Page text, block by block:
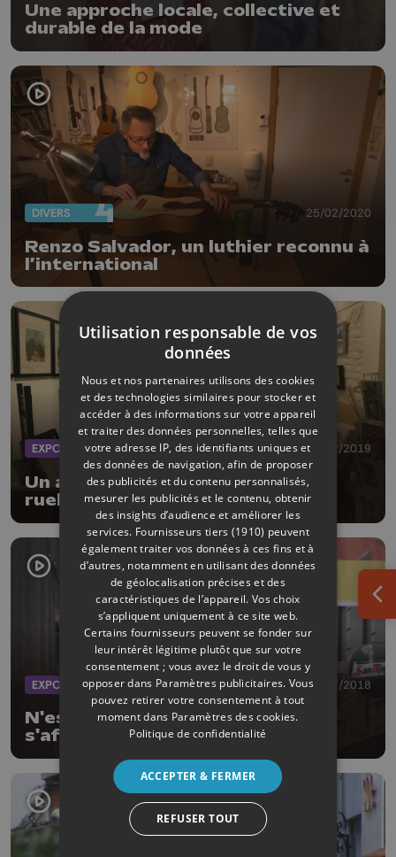
Une approche locale, collective et
durable de la mode
DIVERS 25/02/2020
Renzo Salvador, un luthier reconnu à
l’international
EXPOS 05/12/2019
Un art-shop éphémère dans une
ruelle à Liège!
EXPOS 06/07/2018
N'est-ce nin chose ? Des artistes
s'affichent en Neuvice
Utilisation responsable de vos
données
Nous et nos partenaires utilisons des cookies
et des technologies similaires pour stocker et
accéder à des informations sur votre appareil
et traiter des données personnelles, telles que
votre adresse IP, des identifiants uniques et
des données de navigation, afin de proposer
des publicités et du contenu personnalisés,
mesurer les publicités et le contenu, obtenir
des insights d’audience et améliorer les
services. Fournisseurs tiers (1910) peuvent
également traiter vos données à ces fins et à
d’autres, notamment en utilisant des données
de géolocalisation précises et des
caractéristiques de l’appareil. Vos choix
s’appliquent uniquement à ce site web.
Certains fournisseurs peuvent se fonder sur
leur intérêt légitime plutôt que sur votre
consentement ; vous avez le droit de vous y
opposer dans Paramètres publicitaires. Vous
pouvez retirer votre consentement à tout
moment dans Paramètres des cookies.
Politique de confidentialité
ACCEPTER & FERMER
REFUSER TOUT